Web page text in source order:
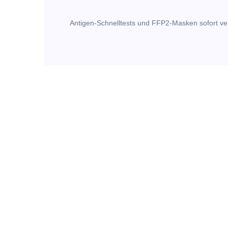
Antigen-Schnelltests und FFP2-Masken sofort